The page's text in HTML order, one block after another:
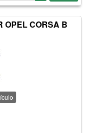
OPEL CORSA B